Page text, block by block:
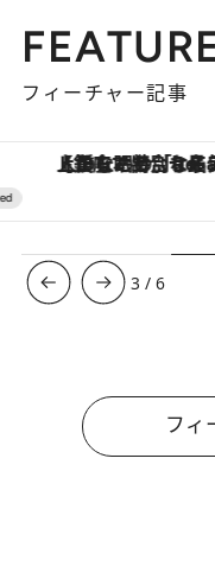
フィーチャー記事
【銀座で出合う最旬美容】美髪ケアや上質な眠り…セルフケアのアップ
3 /6
フィ